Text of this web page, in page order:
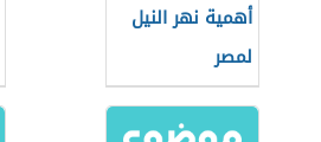
أهمية نهر النيل
لمصر